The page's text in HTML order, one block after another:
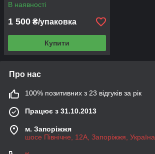
В наявності
1 500 ₴/упаковка
Купити
Про нас
100% позитивних з 23 відгуків за рік
Працює з 31.10.2013
м. Запоріжжя
шосе Північне, 12А, Запоріжжя, Україна